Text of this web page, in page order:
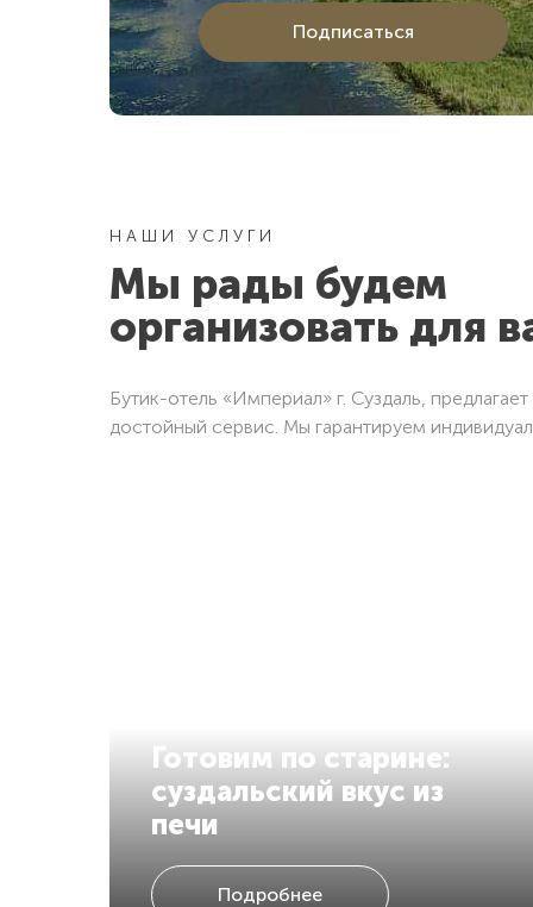
с пользовательским соглашением
Отправить
с пользовательским соглашением
Отправить
Подписаться
НАШИ УСЛУГИ
Мы рады будем
организовать для
Бутик-отель «Империал» г. Суздаль,
достойный сервис. Мы гарантируем
Готовим по старине:
суздальский вкус из
печи
Подробнее